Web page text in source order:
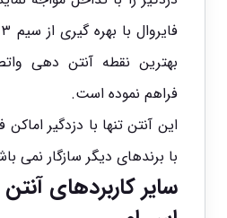
بهترین نقطه آنتن دهی
فراهم نموده است.
این آنتن تنها با دزدگیر اماکن
با برندهای دیگر سازگار نمی
سایر کاربردهای